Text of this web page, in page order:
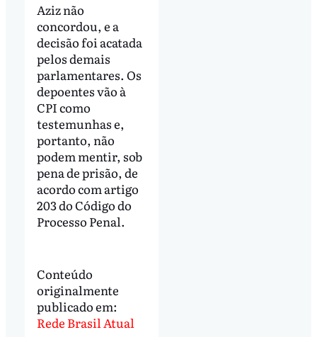
Aziz não
concordou, e a
decisão foi acatada
pelos demais
parlamentares. Os
depoentes vão à
CPI como
testemunhas e,
portanto, não
podem mentir, sob
pena de prisão, de
acordo com artigo
203 do Código do
Processo Penal.
Conteúdo
originalmente
publicado em:
Rede Brasil Atual